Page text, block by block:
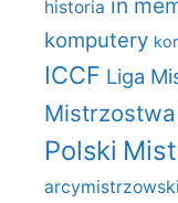
historia in
komputery
ICCF Liga
Polski